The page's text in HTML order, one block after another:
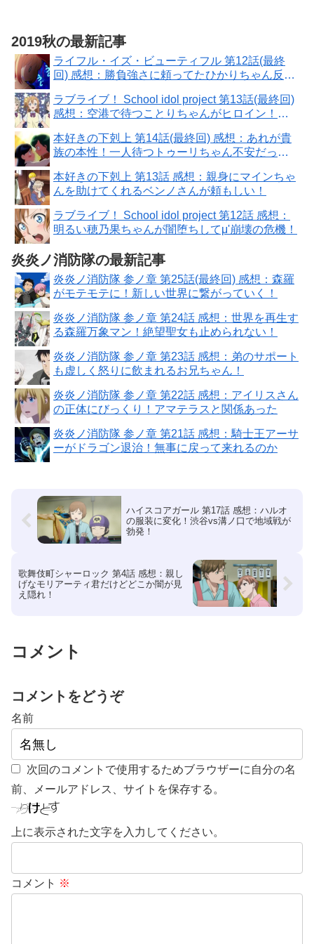
2019秋の最新記事
ライフル・イズ・ビューティフル 第12話(最終
回) 感想：勝負強さに頼ってたひかりちゃん反
ラブライブ！ School idol project 第13話(最終回)
感想：空港で待つことりちゃんがヒロイン！９
本好きの下剋上 第14話(最終回) 感想：あれが貴
族の本性！一人待つトゥーリちゃん不安だった
本好きの下剋上 第13話 感想：親身にマインちゃ
んを助けてくれるベンノさんが頼もしい！
ラブライブ！ School idol project 第12話 感想：
明るい穂乃果ちゃんが闇堕ちしてμ'崩壊の危機！
炎炎ノ消防隊の最新記事
炎炎ノ消防隊 参ノ章 第25話(最終回) 感想：森羅
がモテモテに！新しい世界に繋がっていく！
炎炎ノ消防隊 参ノ章 第24話 感想：世界を再生す
る森羅万象マン！絶望聖女も止められない！
炎炎ノ消防隊 参ノ章 第23話 感想：弟のサポート
も虚しく怒りに飲まれるお兄ちゃん！
炎炎ノ消防隊 参ノ章 第22話 感想：アイリスさん
の正体にびっくり！アマテラスと関係あった
炎炎ノ消防隊 参ノ章 第21話 感想：騎士王アーサ
ーがドラゴン退治！無事に戻って来れるのか
ハイスコアガール 第17話 感想：ハルオ
の服装に変化！渋谷vs溝ノ口で地域戦が
勃発！
歌舞伎町シャーロック 第4話 感想：親し
げなモリアーティ君だけどどこか闇が見
え隠れ！
コメント
コメントをどうぞ
名前
次回のコメントで使用するためブラウザーに自分の名
前、メールアドレス、サイトを保存する。
上に表示された文字を入力してください。
コメント ※